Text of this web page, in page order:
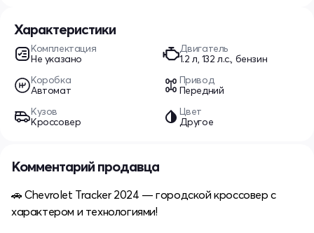
Характеристики
Комплектация
Не указано
Двигатель
1.2 л, 132 л.с., бензин
Коробка
Автомат
Привод
Передний
Кузов
Кроссовер
Цвет
Другое
Комментарий продавца
🚗 Chevrolet Tracker 2024 — городской кроссовер с
характером и технологиями!